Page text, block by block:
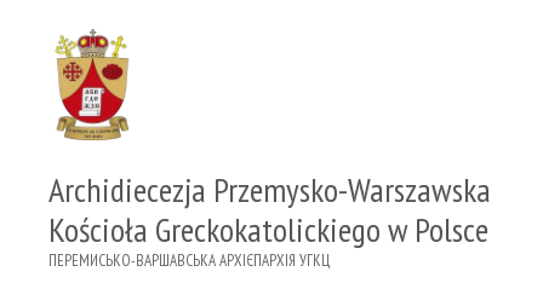
Archidiecezja Przemysko-Warszawska
Kościoła Greckokatolickiego w Polsce
ПЕРЕМИСЬКО-ВАРШАВСЬКА АРХІЄПАРХІЯ УГКЦ